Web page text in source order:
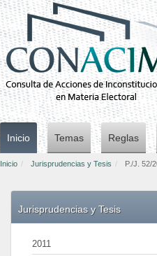
Inicio Temas Reglas
Inicio Jurisprudencias y Tesis P./J. 52/
Jurisprudencias y Tesis
2011